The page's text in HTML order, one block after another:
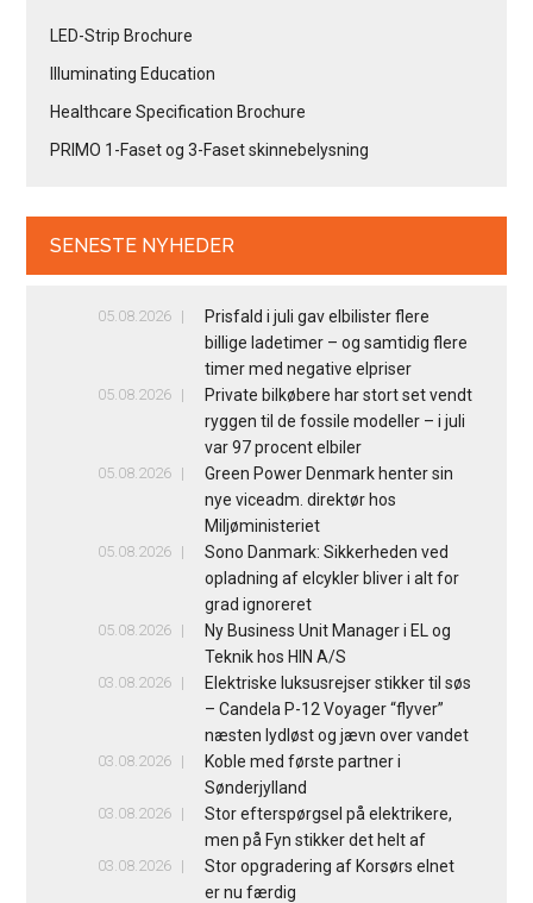
LED-Strip Brochure
Illuminating Education
Healthcare Specification Brochure
PRIMO 1-Faset og 3-Faset skinnebelysning
SENESTE NYHEDER
05.08.2026
Prisfald i juli gav elbilister flere
billige ladetimer – og samtidig flere
timer med negative elpriser
05.08.2026
Private bilkøbere har stort set vendt
ryggen til de fossile modeller – i juli
var 97 procent elbiler
05.08.2026
Green Power Denmark henter sin
nye viceadm. direktør hos
Miljøministeriet
05.08.2026
Sono Danmark: Sikkerheden ved
opladning af elcykler bliver i alt for
grad ignoreret
05.08.2026
Ny Business Unit Manager i EL og
Teknik hos HIN A/S
03.08.2026
Elektriske luksusrejser stikker til søs
– Candela P-12 Voyager “flyver”
næsten lydløst og jævn over vandet
03.08.2026
Koble med første partner i
Sønderjylland
03.08.2026
Stor efterspørgsel på elektrikere,
men på Fyn stikker det helt af
03.08.2026
Stor opgradering af Korsørs elnet
er nu færdig